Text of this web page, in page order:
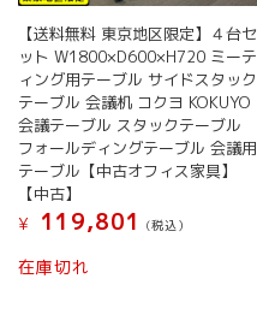
【送料無料 東京地区限定】４台セ
ット W1800×D600×H720 ミーテ
ィング用テーブル サイドスタック
テーブル 会議机 コクヨ KOKUYO
会議テーブル スタックテーブル
フォールディングテーブル 会議用
テーブル【中古オフィス家具】
【中古】
¥
119,801 (税込）
在庫切れ